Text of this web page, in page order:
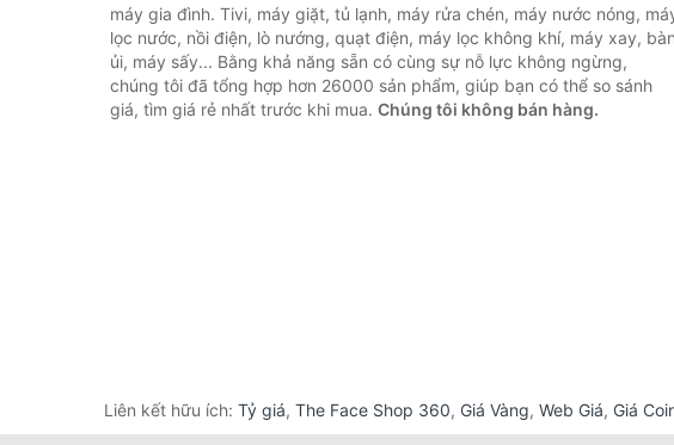
máy gia đình. Tivi, máy giặt, tủ lạnh, máy rửa chén, máy nước nóng,
lọc nước, nồi điện, lò nướng, quạt điện, máy lọc không khí, máy xay, bàn
ủi, máy sấy... Bằng khả năng sẵn có cùng sự nỗ lực không ngừng,
chúng tôi đã tổng hợp hơn 26000 sản phẩm, giúp bạn có thể so sánh
giá, tìm giá rẻ nhất trước khi mua. Chúng tôi không bán hàng.
Liên kết hữu ích: Tỷ giá, The Face Shop 360, Giá Vàng, Web Giá, Giá